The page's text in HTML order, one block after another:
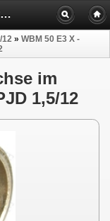
WBM 50 E3 X - Lagerbuchse im Zwischenlager
12 » WBM 50 E3 X -
im
1,5/12